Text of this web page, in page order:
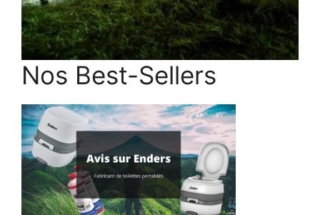
Nos Best-Sellers